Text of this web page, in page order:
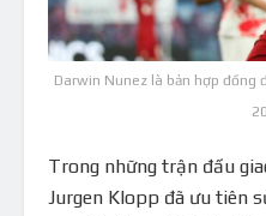
Darwin Nunez là bản hợp đồng
Trong những trận đấu
Jurgen Klopp đã ưu tiên